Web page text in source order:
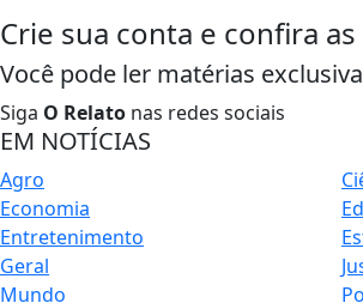
Crie sua conta e confira
Você pode ler matérias
Siga O Relato nas redes sociais
EM NOTÍCIAS
Agro
Economia
Entretenimento
Geral
Mundo